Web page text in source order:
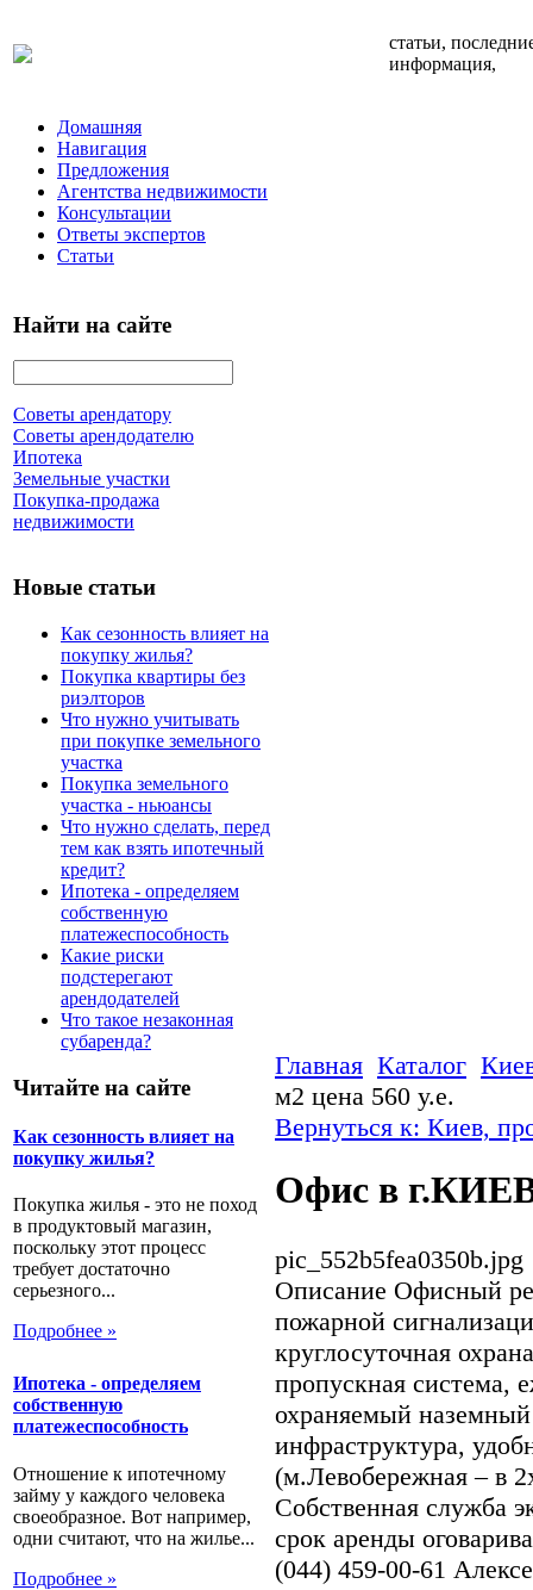
статьи,
информация,
Домашняя
Навигация
Предложения
Агентства недвижимости
Консультации
Ответы экспертов
Статьи
Найти на сайте
Советы арендатору
Советы арендодателю
Ипотека
Земельные участки
Покупка-продажа
недвижимости
Новые статьи
Как сезонность влияет на
покупку жилья?
Покупка квартиры без
риэлторов
Что нужно учитывать
при покупке земельного
участка
Покупка земельного
участка - ньюансы
Что нужно сделать, перед
тем как взять ипотечный
кредит?
Ипотека - определяем
собственную
платежеспособность
Какие риски
подстерегают
арендодателей
Что такое незаконная
субаренда?
Читайте на сайте
Как сезонность влияет на
покупку жилья?
Покупка жилья - это не поход
в продуктовый магазин,
поскольку этот процесс
требует достаточно
серьезного...
Подробнее »
Ипотека - определяем
собственную
платежеспособность
Отношение к ипотечному
займу у каждого человека
своеобразное. Вот например,
одни считают, что на жилье...
Подробнее »
Главная Каталог
м2 цена 560 у.е.
Вернуться к: Киев,
Офис в
pic_552b5fea0350b.jpg
Описание Офисный
пожарной
круглосуточная
пропускная система,
охраняемый наземный
инфраструктура,
(м.Левобережная – в
Собственная служба
срок аренды
(044) 459-00-61